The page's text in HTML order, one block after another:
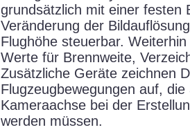
grundsätzlich mit einer festen
Veränderung der
Flughöhe steuerbar.
Werte für Brennweite,
Zusätzliche Geräte zeichnen
Flugzeugbewegungen auf,
Kameraachse bei der
werden müssen.